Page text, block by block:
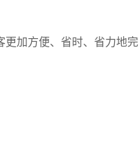
更加方便、省时、省力地完